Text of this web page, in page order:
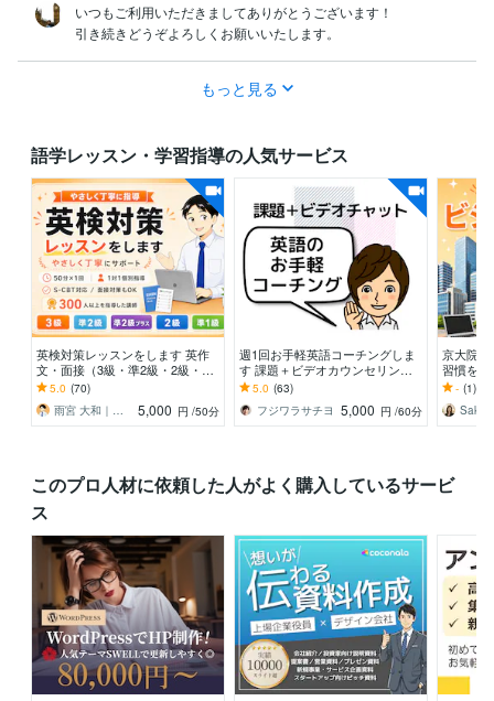
いつもご利用いただきましてありがとうございます！
引き続きどうぞよろしくお願いいたします。
もっと見る
語学レッスン・学習指導の人気サービス
英検対策レッスンをします 英作
文・面接（3級・準2級・2級・準
1級）・S-CBTも対応
5.0 (70)
雨宮 大和｜英語の家庭教師／個別指導
5,000 円 /50分
週1回お手軽英語コーチングしま
す 課題＋ビデオカウンセリング
で質疑応答＋軌道修正
5.0 (63)
フジワラサチヨ 5,000 円 /60分
京大院
習慣を
院・
ネス英語
- (1)
このプロ人材に依頼した人がよく購入しているサービ
ス